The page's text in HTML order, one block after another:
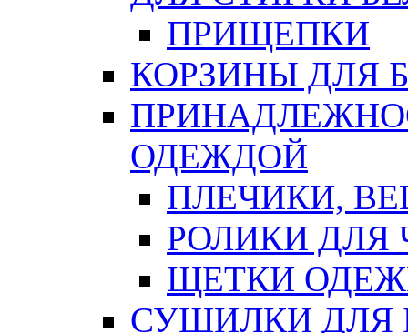
ПРИЩЕПКИ
КОРЗИНЫ ДЛЯ
ОДЕЖДОЙ
ПЛЕЧИКИ,
РОЛИКИ ДЛЯ
ЩЕТКИ
СУШИЛКИ ДЛЯ